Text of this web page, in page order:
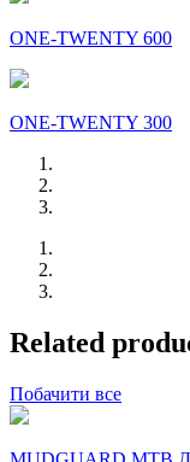
ONE-TWENTY 600
ONE-TWENTY 300
Related
Побачити все